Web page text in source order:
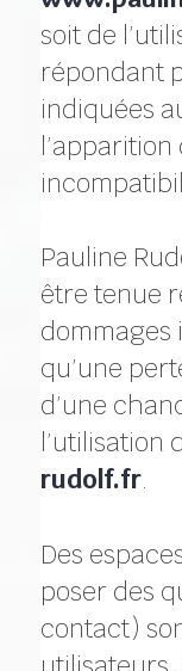
soit de
répondant
indiquées
l’apparition
Pauline
être tenue
dommages
qu’une
d’une
l’utilisation
rudolf.fr.
Des
poser des
contact)